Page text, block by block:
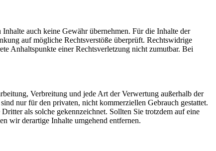
auch keine Gewähr übernehmen. Für die Inhalte der
auf mögliche Rechtsverstöße überprüft. Rechtswidrige
Anhaltspunkte einer Rechtsverletzung nicht zumutbar. Bei
Verbreitung und jede Art der Verwertung außerhalb der
nur für den privaten, nicht kommerziellen Gebrauch gestattet.
als solche gekennzeichnet. Sollten Sie trotzdem auf eine
wir derartige Inhalte umgehend entfernen.